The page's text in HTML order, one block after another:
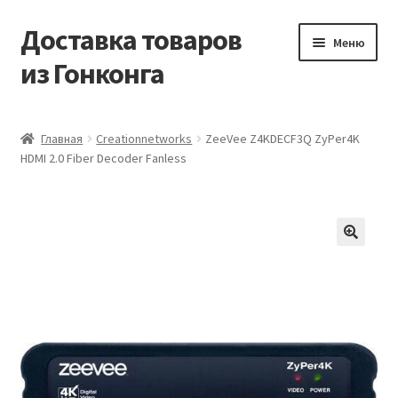
Перейти
к
навигации
Перейти
к
содержимому
Доставка товаров
из Гонконга
Меню
Контакты
Оптовый склад
Главная Creationnetworks
ZeeVee Z4KDECF3Q ZyPer4K
HDMI 2.0 Fiber Decoder Fanless